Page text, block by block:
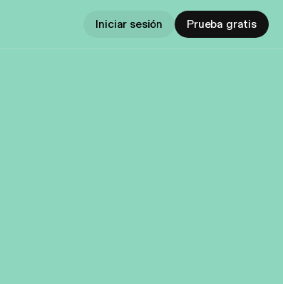
Iniciar sesión Prueba gratis